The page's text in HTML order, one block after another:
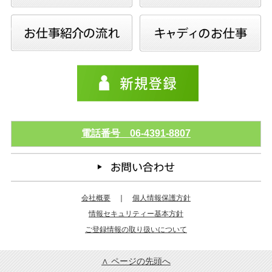
電話番号 06-4391-8807
会社概要
個人情報保護方針
情報セキュリティー基本方針
ご登録情報の取り扱いについて
∧ ページの先頭へ